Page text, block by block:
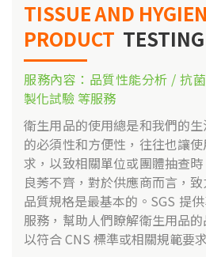
TISSUE AND
PRODUCT
服務內容：品質性能分析 / 抗
製化試驗 等服務
衛生用品的使用總是和我們的
的必須性和方便性，往往也讓
求，以致相關單位或團體抽查
良莠不齊，對於供應商而言，
品質規格是最基本的。SGS 提
服務，幫助人們瞭解衛生用品
以符合 CNS 標準或相關規範要